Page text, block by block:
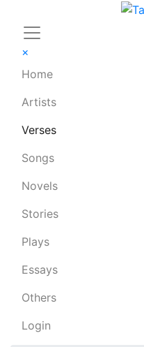
×
Home
Artists
Verses
Songs
Novels
Stories
Plays
Essays
Others
Login